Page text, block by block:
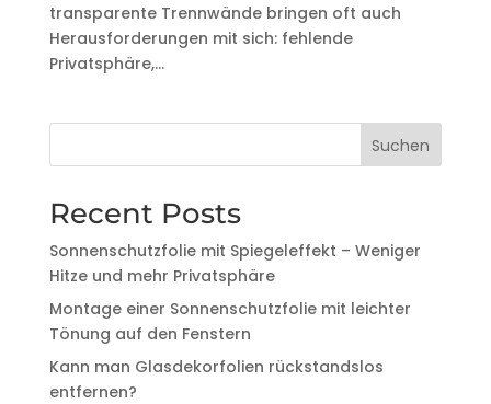
transparente Trennwände bringen oft auch
Herausforderungen mit sich: fehlende
Privatsphäre,...
Suchen
Recent Posts
Sonnenschutzfolie mit Spiegeleffekt – Weniger
Hitze und mehr Privatsphäre
Montage einer Sonnenschutzfolie mit leichter
Tönung auf den Fenstern
Kann man Glasdekorfolien rückstandslos
entfernen?